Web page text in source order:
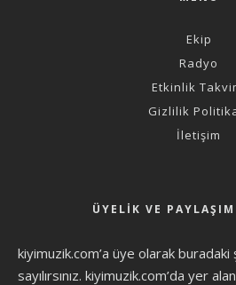
Ekip
Radyo
Etkinlik
Gizlilik
İletişim
ÜYELIK VE
kiyimuzik.com’a üye olarak buradaki
sayılırsınız. kiyimuzik.com’da yer